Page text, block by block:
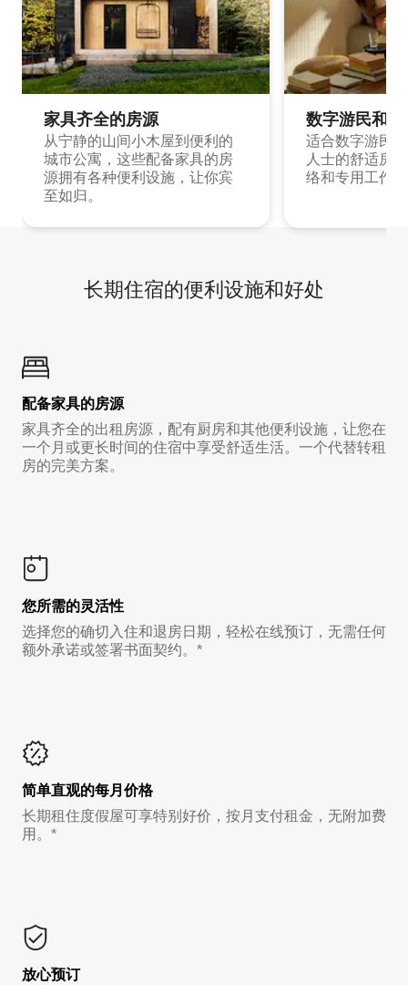
家具齐全的房源
从宁静的山间小木屋到便利的
城市公寓，这些配备家具的房
源拥有各种便利设施，让你宾
至如归。
数字游民和
适合数字游民
人士的舒适房
络和专用工作
长期住宿的便利设施和好处
配备家具的房源
家具齐全的出租房源，配有厨房和其他便利设施，让您在
一个月或更长时间的住宿中享受舒适生活。一个代替转租
房的完美方案。
您所需的灵活性
选择您的确切入住和退房日期，轻松在线预订，无需任何
额外承诺或签署书面契约。*
简单直观的每月价格
长期租住度假屋可享特别好价，按月支付租金，无附加费
用。*
放心预订